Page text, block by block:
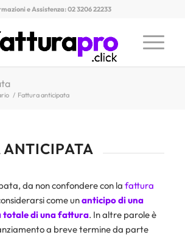
e Assistenza: 02 3206 22233
/ Fattura anticipata
ANTICIPATA
da non confondere con la fattura
come unanticipo di una
totale di unafattura. In altre parole è
a breve termine da parte